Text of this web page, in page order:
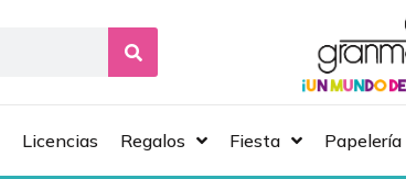
Licencias Regalos Fiesta Papelería